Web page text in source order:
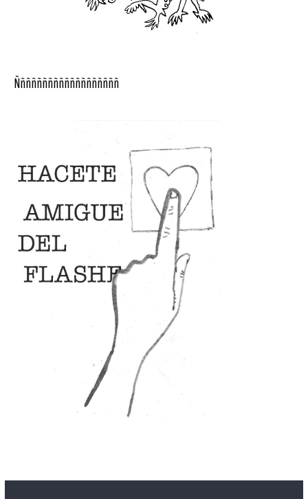
Ñññññññññññññññññññ